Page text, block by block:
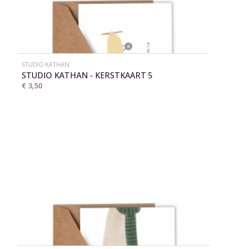
STUDIO KATHAN
STUDIO KATHAN - KERSTKAART 5
€ 3,50